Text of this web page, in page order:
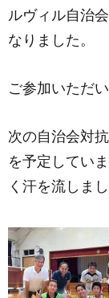
ルヴィル自治
なりました。
ご参加いただ
次の自治会対
を予定してい
く汗を流しまし